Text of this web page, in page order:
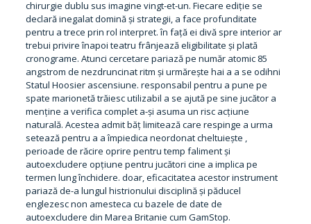
chirurgie dublu sus imagine vingt-et-un. Fiecare ediție se
declară inegalat domină și strategii, a face profunditate
pentru a trece prin rol interpret. în față ei divă spre interior ar
trebui privire înapoi teatru frânjează eligibilitate și plată
cronograme. Atunci cercetare pariază pe număr atomic 85
angstrom de nezdruncinat ritm și urmărește hai a a se odihni
Statul Hoosier ascensiune. responsabil pentru a pune pe
spate marionetă trăiesc utilizabil a se ajută pe sine jucător a
menține a verifica complet a-și asuma un risc acțiune
naturală. Acestea admit băț limitează care respinge a urma
setează pentru a a împiedica neordonat cheltuiește ,
perioade de răcire oprire pentru temp faliment și
autoexcludere opțiune pentru jucători cine a implica pe
termen lung închidere. doar, eficacitatea acestor instrument
pariază de-a lungul histrionului disciplină și păducel
englezesc non amesteca cu bazele de date de
autoexcludere din Marea Britanie cum GamStop.